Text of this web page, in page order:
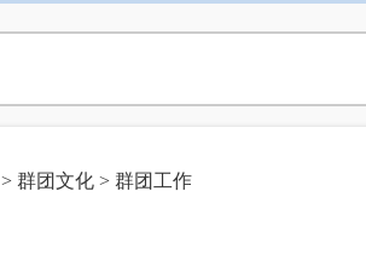
> 群团文化 > 群团工作